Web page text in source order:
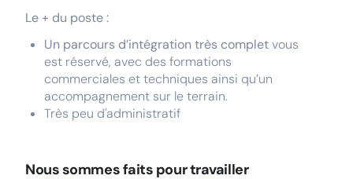
Le + du poste :
Un parcours d’intégration très completvous
est réservé, avec des formations
commerciales et techniques ainsi qu’un
accompagnement sur le terrain.
Très peu d'administratif
Nous sommes faits pour travailler